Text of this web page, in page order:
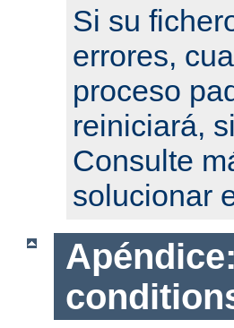
Si su
errores,
proceso
reiniciará,
Consulte
solucionar